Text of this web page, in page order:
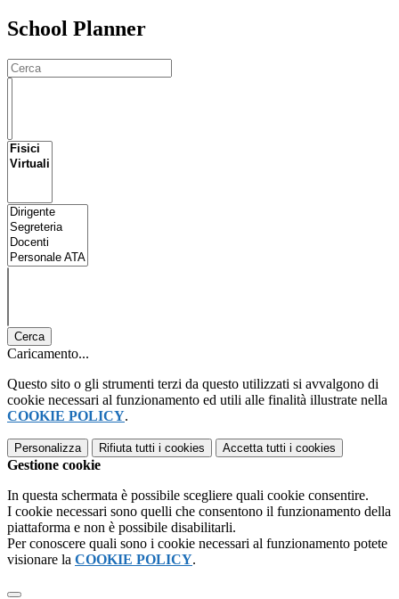
School Planner
Cerca
Caricamento...
Questo sito o gli strumenti terzi da questo utilizzati si avvalgono di
cookie necessari al funzionamento ed utili alle finalità illustrate nella
COOKIE POLICY.
Personalizza Rifiuta tutti i cookies Accetta tutti i cookies
Gestione cookie
In questa schermata è possibile scegliere quali cookie consentire.
I cookie necessari sono quelli che consentono il funzionamento della
piattaforma e non è possibile disabilitarli.
Per conoscere quali sono i cookie necessari al funzionamento potete
visionare la COOKIE POLICY.